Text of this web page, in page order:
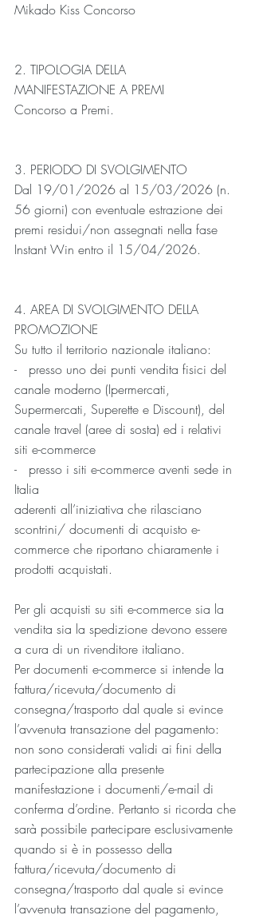
Mikado Kiss Concorso
2. TIPOLOGIA DELLA
MANIFESTAZIONE A PREMI
Concorso a Premi.
3. PERIODO DI SVOLGIMENTO
Dal 19/01/2026 al 15/03/2026 (n.
56 giorni) con eventuale estrazione dei
premi residui/non assegnati nella fase
Instant Win entro il 15/04/2026.
4. AREA DI SVOLGIMENTO DELLA
PROMOZIONE
Su tutto il territorio nazionale italiano:
-   presso uno dei punti vendita fisici del
canale moderno (Ipermercati,
Supermercati, Superette e Discount), del
canale travel (aree di sosta) ed i relativi
siti e-commerce
-   presso i siti e-commerce aventi sede in
Italia
aderenti all’iniziativa che rilasciano
scontrini/ documenti di acquisto e-
commerce che riportano chiaramente i
prodotti acquistati.
Per gli acquisti su siti e-commerce sia la
vendita sia la spedizione devono essere
a cura di un rivenditore italiano.
Per documenti e-commerce si intende la
fattura/ricevuta/documento di
consegna/trasporto dal quale si evince
l’avvenuta transazione del pagamento:
non sono considerati validi ai fini della
partecipazione alla presente
manifestazione i documenti/e-mail di
conferma d’ordine. Pertanto si ricorda che
sarà possibile partecipare esclusivamente
quando si è in possesso della
fattura/ricevuta/documento di
consegna/trasporto dal quale si evince
l’avvenuta transazione del pagamento,